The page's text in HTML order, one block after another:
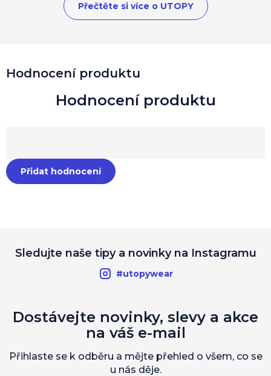
Hodnocení produktu
Přidat hodnocení
Přečtěte si více o UTOPY
Sledujte naše tipy a novinky na Instagramu
#utopywear
Dostávejte novinky, slevy a akce
na váš e-mail
Přihlaste se k odběru a mějte přehled o všem, co se
u nás děje.